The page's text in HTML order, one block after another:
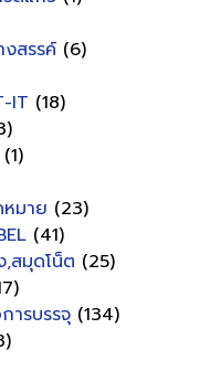
งสรรค์ (6)
IT (18)
(1)
หมาย (23)
(41)
สมุดโน็ต (25)
ารบรรจุ (134)